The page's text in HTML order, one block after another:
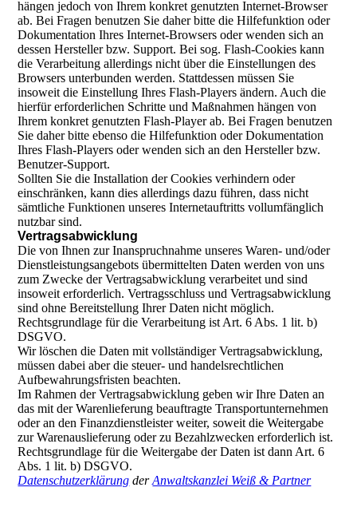
hängen jedoch von Ihrem konkret genutzten Internet-Browser
ab. Bei Fragen benutzen Sie daher bitte die Hilfefunktion oder
Dokumentation Ihres Internet-Browsers oder wenden sich an
dessen Hersteller bzw. Support. Bei sog. Flash-Cookies kann
die Verarbeitung allerdings nicht über die Einstellungen des
Browsers unterbunden werden. Stattdessen müssen Sie
insoweit die Einstellung Ihres Flash-Players ändern. Auch die
hierfür erforderlichen Schritte und Maßnahmen hängen von
Ihrem konkret genutzten Flash-Player ab. Bei Fragen benutzen
Sie daher bitte ebenso die Hilfefunktion oder Dokumentation
Ihres Flash-Players oder wenden sich an den Hersteller bzw.
Benutzer-Support.
Sollten Sie die Installation der Cookies verhindern oder
einschränken, kann dies allerdings dazu führen, dass nicht
sämtliche Funktionen unseres Internetauftritts vollumfänglich
nutzbar sind.
Vertragsabwicklung
Die von Ihnen zur Inanspruchnahme unseres Waren- und/oder
Dienstleistungsangebots übermittelten Daten werden von uns
zum Zwecke der Vertragsabwicklung verarbeitet und sind
insoweit erforderlich. Vertragsschluss und Vertragsabwicklung
sind ohne Bereitstellung Ihrer Daten nicht möglich.
Rechtsgrundlage für die Verarbeitung ist Art. 6 Abs. 1 lit. b)
DSGVO.
Wir löschen die Daten mit vollständiger Vertragsabwicklung,
müssen dabei aber die steuer- und handelsrechtlichen
Aufbewahrungsfristen beachten.
Im Rahmen der Vertragsabwicklung geben wir Ihre Daten an
das mit der Warenlieferung beauftragte Transportunternehmen
oder an den Finanzdienstleister weiter, soweit die Weitergabe
zur Warenauslieferung oder zu Bezahlzwecken erforderlich ist.
Rechtsgrundlage für die Weitergabe der Daten ist dann Art. 6
Abs. 1 lit. b) DSGVO.
Datenschutzerklärung derAnwaltskanzlei Weiß & Partner